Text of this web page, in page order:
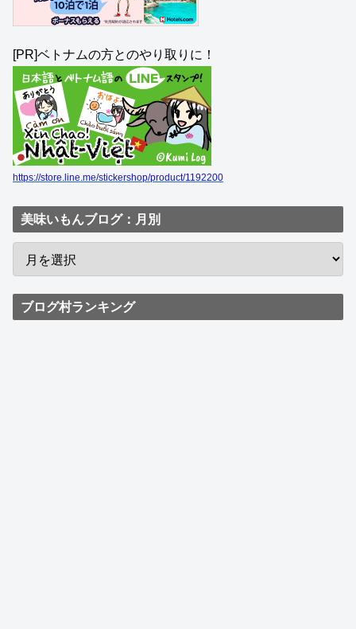
[PR]ベトナムの方とのやり取りに！
https://store.line.me/stickershop/product/1192200
美味いもんブログ：月別
ブログ村ランキング